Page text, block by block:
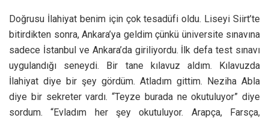
Doğrusu İlahiyat benim için çok tesadüfi oldu. Liseyi Siirt’te
bitirdikten sonra, Ankara’ya geldim çünkü üniversite sınavına
sadece İstanbul ve Ankara’da giriliyordu. İlk defa test sınavı
uygulandığı seneydi. Bir tane kılavuz aldım. Kılavuzda
İlahiyat diye bir şey gördüm. Atladım gittim. Neziha Abla
diye bir sekreter vardı. “Teyze burada ne okutuluyor” diye
sordum. “Evladım her şey okutuluyor. Arapça, Farsça,